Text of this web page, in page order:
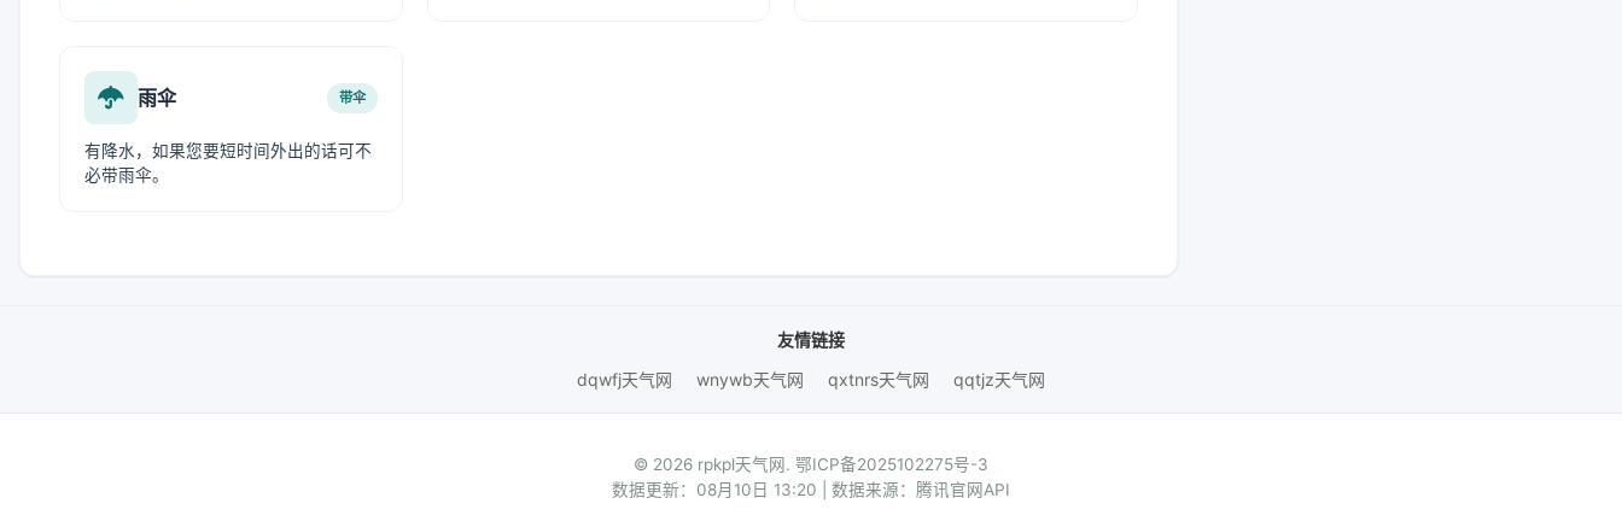
雨伞 带伞
有降水，如果您要短时间外出的话可不
必带雨伞。
友情链接
dqwfj天气网
wnywb天气网 qxtnrs天气网 qqtjz天气网
© 2026 rpkpl天气网. 鄂ICP备2025102275号-3
数据更新：08月10日 13:20 | 数据来源：腾讯官网API